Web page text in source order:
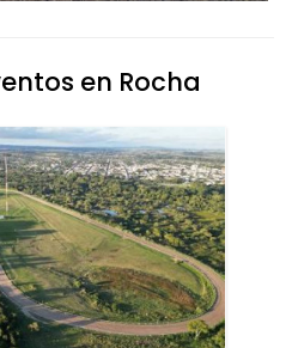
en Rocha